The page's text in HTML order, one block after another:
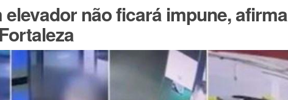
elevador não ficará impune, afirma